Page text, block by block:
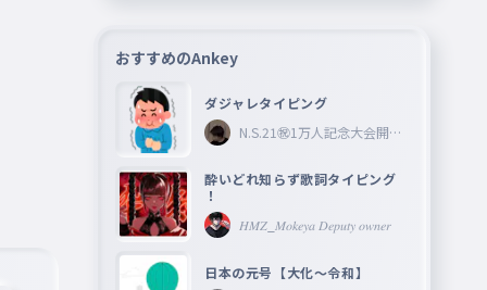
おすすめのAnkey
ダジャレタイピング
N.S.21㊗︎1万人記念大会開催
酔いどれ知らず歌詞タイピング
！
𝐻𝑀𝑍_𝑀𝑜𝑘𝑒𝑦𝑎 𝐷𝑒𝑝𝑢𝑡𝑦 𝑜𝑤𝑛𝑒𝑟
日本の元号【大化〜令和】